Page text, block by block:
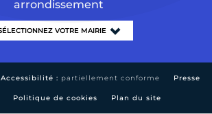
arrondissement
Accessibilité : partiellement conforme Presse
Politique de cookies Plan du site